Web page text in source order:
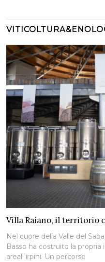
Villa Raiano, il territorio
Nel cuore della Valle del
Basso ha costruito la
areali irpini. Un percorso